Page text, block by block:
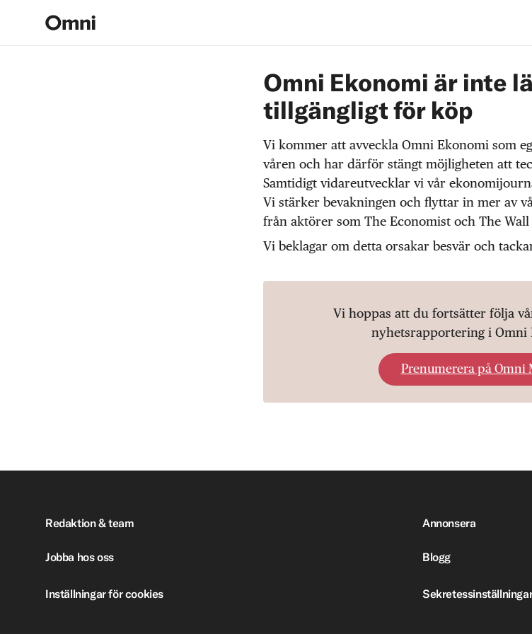
Omni Ekonomi är inte
tillgängligt för köp
Vi kommer att avveckla Omni Ekonomi som
våren och har därför stängt möjligheten att
Samtidigt vidareutvecklar vi vår
Vi stärker bevakningen och flyttar in mer av
från aktörer som The Economist och The
Vi beklagar om detta orsakar besvär och
Vi hoppas att du fortsätter följa
nyhetsrapportering i Omni
Prenumerera på Omni
Redaktion & team Annonsera
Jobba hos oss Blogg
Inställningar för cookies